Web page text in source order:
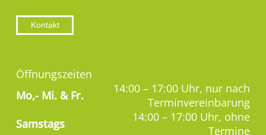
Kontakt
Öffnungszeiten
Mo,- Mi. & Fr.
14:00 – 17:00 Uhr, nur nach
Terminvereinbarung
Samstags
14:00 – 17:00 Uhr, ohne
Termine